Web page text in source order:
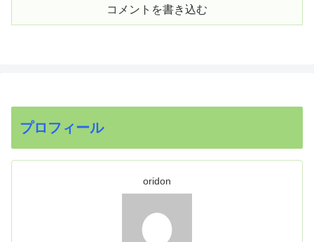
コメントを書き込む
プロフィール
oridon